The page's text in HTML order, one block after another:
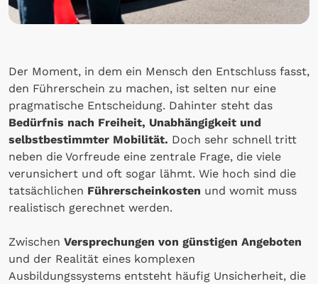
Der Moment, in dem ein Mensch den Entschluss fasst,
den Führerschein zu machen, ist selten nur eine
pragmatische Entscheidung. Dahinter steht das
Bedürfnis nach Freiheit, Unabhängigkeit und
selbstbestimmter Mobilität. Doch sehr schnell tritt
neben die Vorfreude eine zentrale Frage, die viele
verunsichert und oft sogar lähmt. Wie hoch sind die
tatsächlichen Führerscheinkosten und womit muss
realistisch gerechnet werden.
Zwischen Versprechungen von günstigen Angeboten
und der Realität eines komplexen
Ausbildungssystems entsteht häufig Unsicherheit, die